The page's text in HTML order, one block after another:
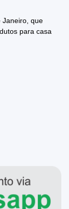
Janeiro, que
para casa